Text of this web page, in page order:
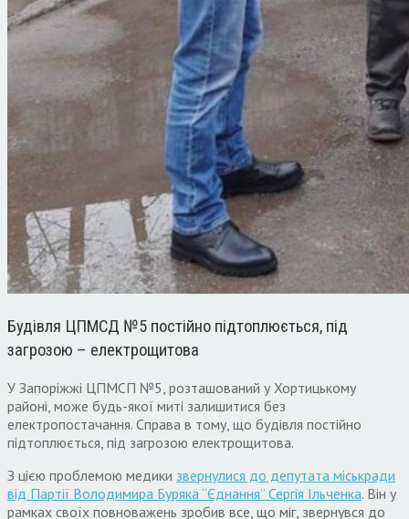
Будівля ЦПМСД №5 постійно підтоплюється, під
загрозою – електрощитова
У Запоріжжі ЦПМСП №5, розташований у Хортицькому
районі, може будь-якої миті залишитися без
електропостачання. Справа в тому, що будівля постійно
підтоплюється, під загрозою електрощитова.
З цією проблемою медики звернулися до депутата міськради
від Партії Володимира Буряка “Єднання” Сергія Ільченка. Він у
рамках своїх повноважень зробив все, що міг, звернувся до